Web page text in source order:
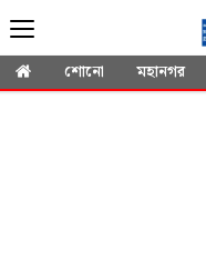
শোনো মহানগর